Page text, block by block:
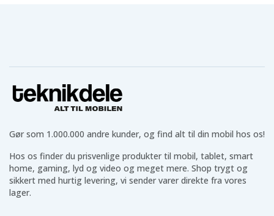
Udover ovenstående har vi også teknik til hverdagen
som
powerbanks, batterier
mere, som gør hverdagen lettere.
bedømmelser
Hos Teknikdele er vi stolte af vores flotte anmeldelser
og ratings på Trustpilot, Google og andre platforme.
Du får sikre betalinger, fast fragtpris og hurtig
Gør som 1.000.000 andre kunder, og find alt til din mobil hos os!
Hos os finder du prisvenlige produkter til mobil, tablet, smart
home, gaming, lyd og video og meget mere. Shop trygt og
sikkert med hurtig levering, vi sender varer direkte fra vores
lager.